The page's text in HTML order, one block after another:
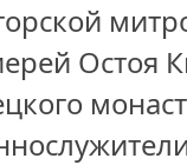
Остоя